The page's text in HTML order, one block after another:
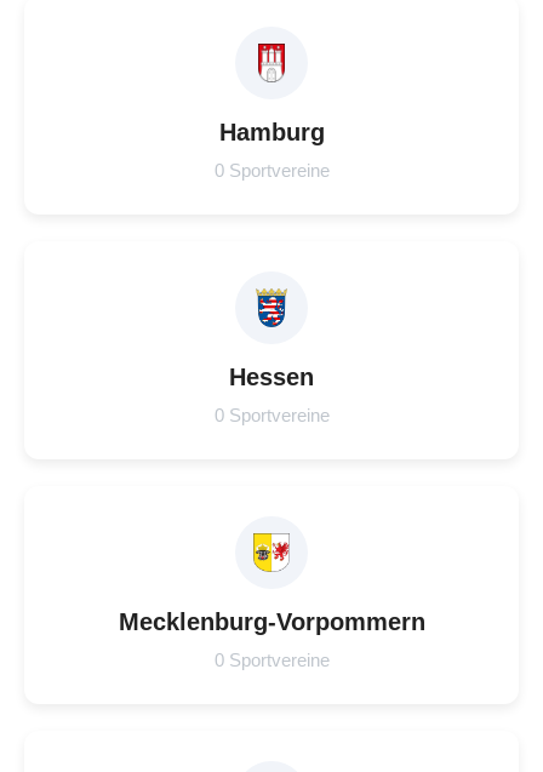
Hamburg
0 Sportvereine
Hessen
0 Sportvereine
Mecklenburg-Vorpommern
0 Sportvereine